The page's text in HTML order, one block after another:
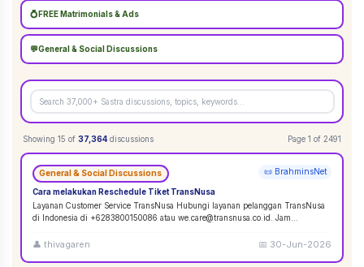
💍 FREE Matrimonials & Ads
💬General & Social Discussions
Showing 15 of 37,364 discussions Page 1 of 2491
General & Social Discussions 📜 BrahminsNet
Cara melakukan Reschedule Tiket TransNusa
Layanan Customer Service TransNusa Hubungi layanan pelanggan TransNusa
di Indonesia di +6283800150086 atau we.care@transnusa.co.id. Jam
👤 thivagaren 📅 30-Jun-2026